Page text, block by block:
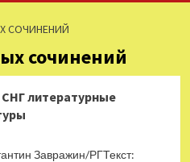
СОЧИНЕНИЙ
сочинений
литературные
Завражин/РГТекст: